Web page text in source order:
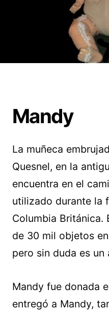
Mandy
La muñeca
Quesnel, en la
encuentra en el
utilizado durante la
Columbia Británica.
de 30 mil objetos
pero sin duda es
Mandy fue donada
entregó a Mandy,